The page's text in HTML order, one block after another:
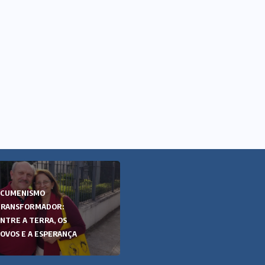
A TERRA, OS
E A ESPERANÇA